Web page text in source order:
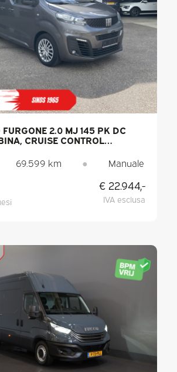
FURGONE 2.0 MJ 145 PK DC
CRUISE CONTROL
/ NAVIGATORE / 6
/ TELECAMERA /
69.599 km ● Manuale
€ 22.944,-
IVA esclusa